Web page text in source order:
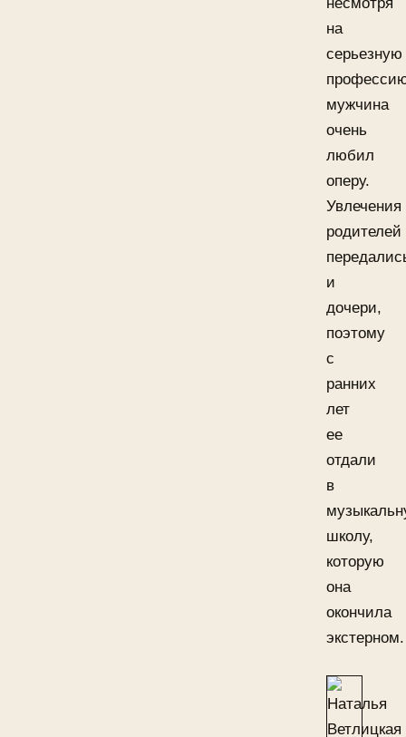
на
серьезную
мужчина
очень
любил
оперу.
Увлечения
родителей
и
дочери,
поэтому
с
ранних
лет
ее
отдали
в
школу,
которую
она
окончила
экстерном.